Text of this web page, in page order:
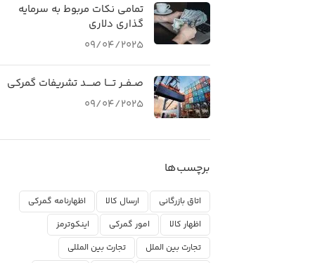
تمامی نکات مربوط به سرمایه
گذاری دلاری
09/04/2025
صــفــر تــــا صــــد تشریفات گمرکی
09/04/2025
برچسب‌ها
اتاق بازرگانی ارسال کالا
اظهارنامه گمرکی
اظهار کالا
امور گمرکی
اینکوترمز
تجارت بین الملل
تجارت بین المللی